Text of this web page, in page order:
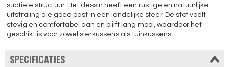
subtiele structuur. Het dessin heeft een rustige en natuurlijke
uitstraling die goed past in een landelijke sfeer. De stof voelt
stevig en comfortabel aan en blijft lang mooi, waardoor het
geschikt is voor zowel sierkussens als tuinkussens.
SPECIFICATIES